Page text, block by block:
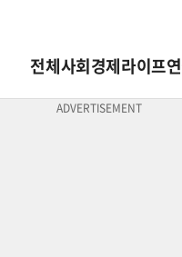
전체사회경제라이프